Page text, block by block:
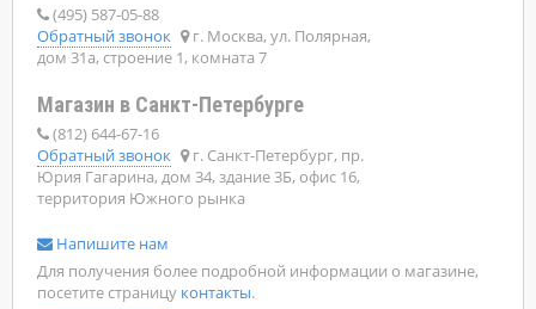
(495) 587-05-88
Обратный звонок
г. Москва, ул. Полярная,
дом 31а, строение 1, комната 7
Магазин в Санкт-Петербурге
(812) 644-67-16
Обратный звонок
г. Санкт-Петербург, пр.
Юрия Гагарина, дом 34, здание 3Б, офис 16,
территория Южного рынка
Напишите нам
Для получения более подробной информации о магазине,
посетите страницу контакты.